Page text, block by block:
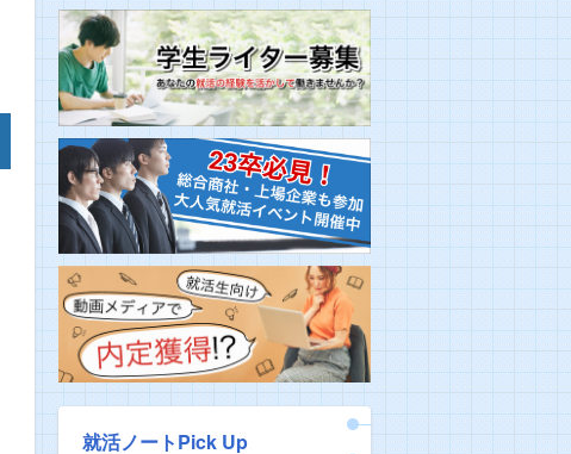
就活ノートPick Up